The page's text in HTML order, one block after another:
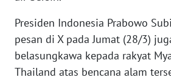
Presiden Indonesia Prabowo
pesan di X pada Jumat (28/3)
belasungkawa kepada rakyat
Thailand atas bencana alam
JAMBI